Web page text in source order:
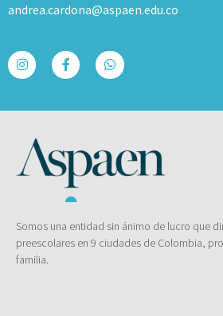
andrea.cardona@aspaen.edu.co
Somos una entidad sin ánimo de lucro que
preescolares en 9 ciudades de Colombia,
familia.